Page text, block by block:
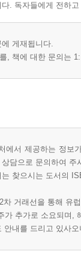
. 독자들에게 전하
게재됩니다.
, 책에 대한 문의는
에서 제공하는 정
담으로 문의하여 주
찾으시는 도서의
거래선을 통해 유
가 추가로 소요되며,
내를 드리고 있사